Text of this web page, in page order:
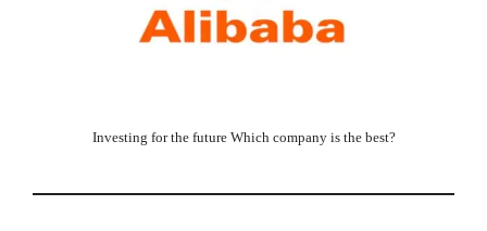
Investing for the future Which company is the best?